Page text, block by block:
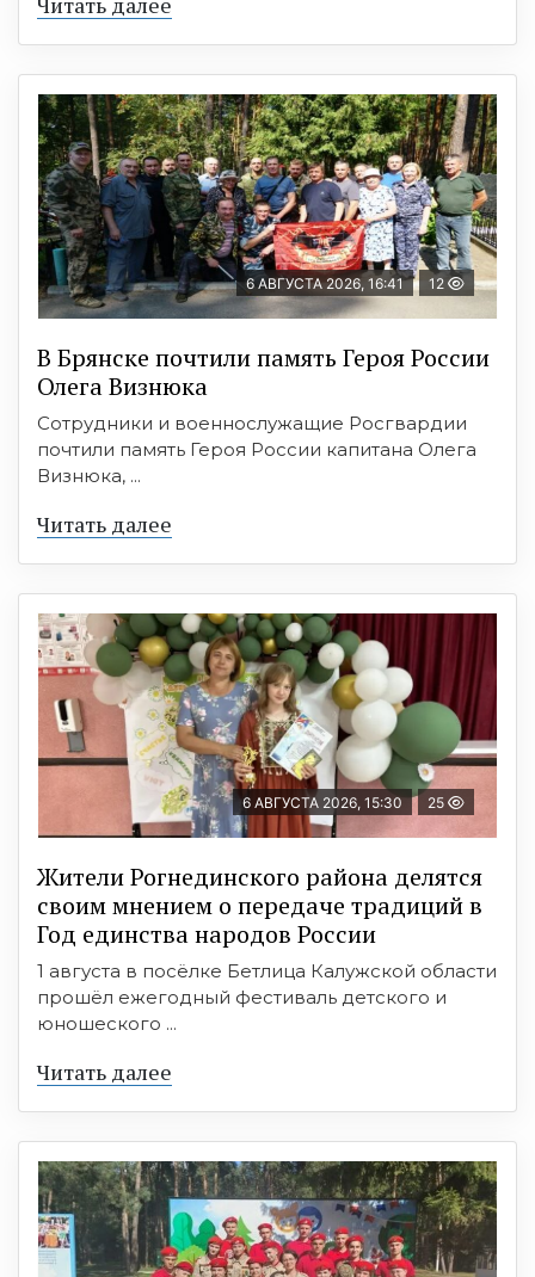
6 АВГУСТА 2026, 16:41 12
В Брянске почтили память Героя России
Олега Визнюка
Сотрудники и военнослужащие Росгвардии
почтили память Героя России капитана Олега
Визнюка, ...
Читать далее
6 АВГУСТА 2026, 15:30 25
Жители Рогнединского района делятся
своим мнением о передаче традиций в
Год единства народов России
1 августа в посёлке Бетлица Калужской области
прошёл ежегодный фестиваль детского и
юношеского ...
Читать далее